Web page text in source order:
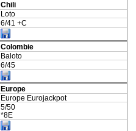
Chili
Loto
6/41 +C
Colombie
Baloto
6/45
Europe
Europe Eurojackpot
5/50
*8E